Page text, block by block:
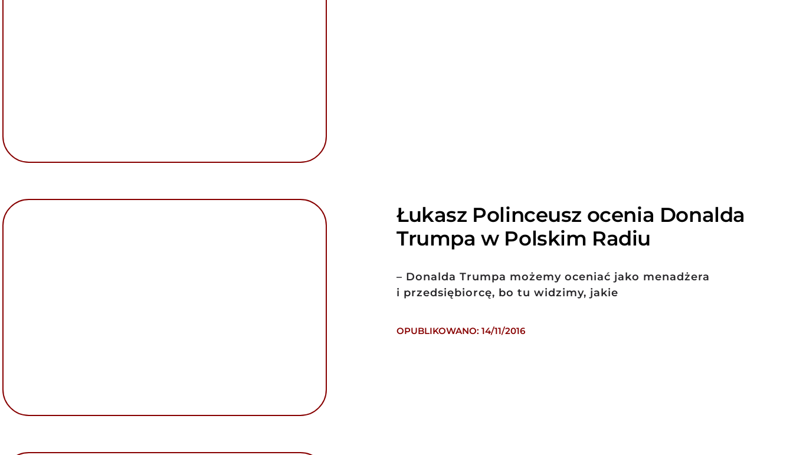
Łukasz Polinceusz ocenia Donalda
Trumpa w Polskim Radiu
– Donalda Trumpa możemy oceniać jako menadżera
i przedsiębiorcę, bo tu widzimy, jakie
OPUBLIKOWANO: 14/11/2016